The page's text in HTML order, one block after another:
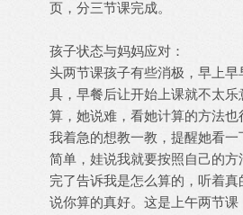
页，分三节课完成。
孩子状态与妈妈应对：
头两节课孩子有些消极，早上
具，早餐后让开始上课就不太
算，她说难，看她计算的方法也
我着急的想教一教，提醒她看
简单，娃说我就要按照自己的方
完了告诉我是怎么算的，听着
说你算的真好。这是上午两节